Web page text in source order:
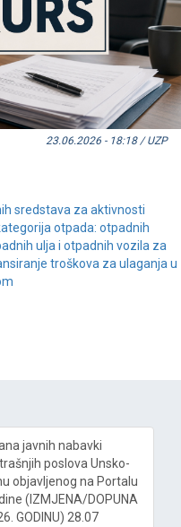
23.06.2026 - 18:18 / UZP
sredstava za aktivnosti
otpada: otpadnih
ulja i otpadnih vozila za
troškova za ulaganja u
javnih nabavki
poslova Unsko-
objavljenog na Portalu
(IZMJENA/DOPUNA
GODINU) 28.07